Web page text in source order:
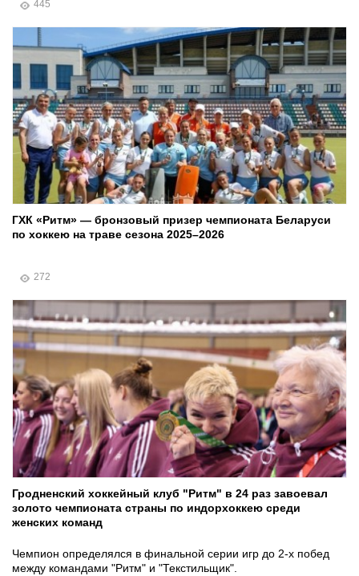
445
ГХК «Ритм» — бронзовый призер чемпионата Беларуси
по хоккею на траве сезона 2025–2026
272
Гродненский хоккейный клуб "Ритм" в 24 раз завоевал
золото чемпионата страны по индорхоккею среди
женских команд
Чемпион определялся в финальной серии игр до 2-х побед
между командами "Ритм" и "Текстильщик".